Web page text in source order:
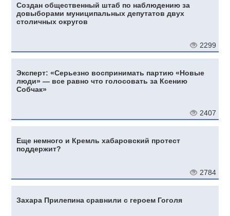
Создан общественный штаб по наблюдению за
довыборами муниципальных депутатов двух
столичных округов
2299
Эксперт: «Серьезно воспринимать партию «Новые
люди» — все равно что голосовать за Ксению
Собчак»
2407
Еще немного и Кремль хабаровский протест
поддержит?
2784
Захара Прилепина сравнили с героем Гоголя